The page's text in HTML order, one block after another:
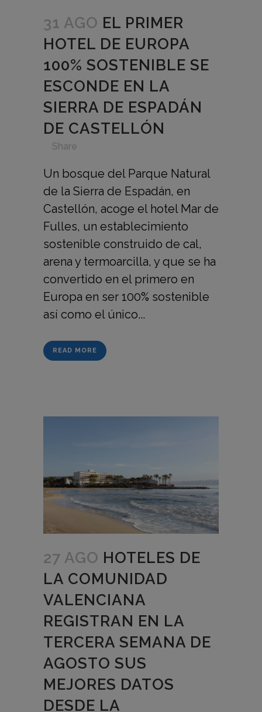
31 AGO EL PRIMER
HOTEL DE EUROPA
100% SOSTENIBLE SE
ESCONDE EN LA
SIERRA DE ESPADÁN
DE CASTELLÓN
Share
Un bosque del Parque Natural
de la Sierra de Espadán, en
Castellón, acoge el hotel Mar de
Fulles, un establecimiento
sostenible construido de cal,
arena y termoarcilla, y que se ha
convertido en el primero en
Europa en ser 100% sostenible
así como el único...
READ MORE
27 AGO HOTELES DE
LA COMUNIDAD
VALENCIANA
REGISTRAN EN LA
TERCERA SEMANA DE
AGOSTO SUS
MEJORES DATOS
DESDE LA